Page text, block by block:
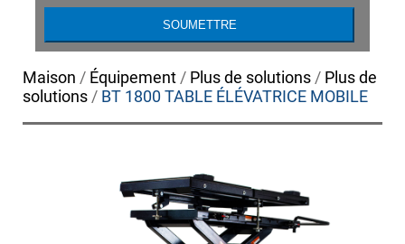
Maison / Équipement/ Plus de solutions/ Plus de
solutions/ BT 1800 TABLE ÉLÉVATRICE MOBILE